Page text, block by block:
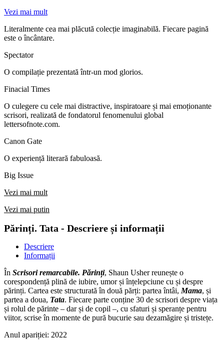
Vezi mai mult
Literalmente cea mai plăcută colecție imaginabilă. Fiecare pagină
este o încântare.
Spectator
O compilație prezentată într-un mod glorios.
Finacial Times
O culegere cu cele mai distractive, inspiratoare și mai emoționante
scrisori, realizată de fondatorul fenomenului global
lettersofnote.com.
Canon Gate
O experiență literară fabuloasă.
Big Issue
Vezi mai mult
Vezi mai putin
Părinți. Tata - Descriere și informații
Descriere
Informații
În Scrisori remarcabile. Părinți, Shaun Usher reunește o
corespondență plină de iubire, umor și înțelepciune cu și despre
părinți. Cartea este structurată în două părți: partea întâi, Mama, și
partea a doua, Tata. Fiecare parte conține 30 de scrisori despre viața
și rolul de părinte – dar și de copil –, cu sfaturi și speranțe pentru
viitor, scrise în momente de pură bucurie sau dezamăgire și tristețe.
Anul apariției: 2022